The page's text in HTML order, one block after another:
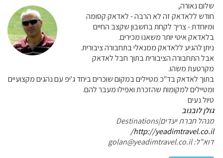
שלום נאורה,
חודש ללאדאק זה לא הרבה - לאדאק קסומה
ומיוחדת - צריך לקחת בחשבון שקצב החיים
בלאדאק איטי יותר משאנו מכירים.
ניתן להגיע ללאדאק ממנאלי בתחבורה ציבורית.
אבל התחבורה הציבורית בתוך חבל לאדאק
מקרטעת משהו.
בתוך לאדאק בד"כ מטיילים במקום שוכרים ביחד ג'יפ עם נהגים מקצועיים
ומטיילים למקומות שהזכרת ואפילו מעבר להם.
טיול נעים
גולן לובנוב
מנהל חברת יעדים|Destinations
http://yeadimtravel.co.il/
דוא"ל: golan@yeadimtravel.co.il